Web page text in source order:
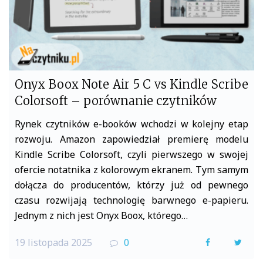
Onyx Boox Note Air 5 C vs Kindle Scribe
Colorsoft – porównanie czytników
Rynek czytników e-booków wchodzi w kolejny etap
rozwoju. Amazon zapowiedział premierę modelu
Kindle Scribe Colorsoft, czyli pierwszego w swojej
ofercie notatnika z kolorowym ekranem. Tym samym
dołącza do producentów, którzy już od pewnego
czasu rozwijają technologię barwnego e-papieru.
Jednym z nich jest Onyx Boox, którego…
19 listopada 2025 0
F